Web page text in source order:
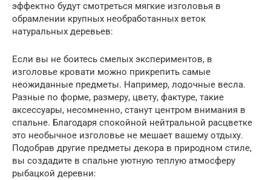
эффектно будут смотреться мягкие изголовья в
обрамлении крупных необработанных веток
натуральных деревьев:
Если вы не боитесь смелых экспериментов, в
изголовье кровати можно прикрепить самые
неожиданные предметы. Например, лодочные весла.
Разные по форме, размеру, цвету, фактуре, такие
аксессуары, несомненно, станут центром внимания в
спальне. Благодаря спокойной нейтральной расцветке
это необычное изголовье не мешает вашему отдыху.
Подобрав другие предметы декора в природном стиле,
вы создадите в спальне уютную теплую атмосферу
рыбацкой деревни: